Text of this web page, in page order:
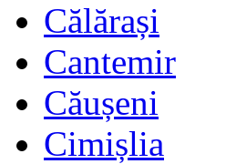
Călărași
Cantemir
Căușeni
Cimișlia